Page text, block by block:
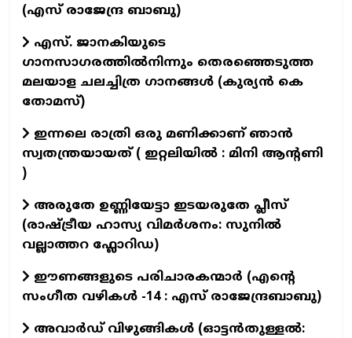
(എസ് രാജേന്ദ്ര ബാബു)
എസ്. ജാനകിയുടെ
ഗാനസാഗരത്തിൽനിന്നും തെരഞ്ഞെടുത്ത
മലയാള ചലച്ചിത്ര ഗാനങ്ങൾ (കുര്യൻ കെ
തോമസ്)
ഇന്നലെ രാത്രി ഒരു മണിക്കാണ് ഞാൻ
സ്വതന്ത്രയായത് ( ഇറ്റലിയിൽ : മിനി ആന്റണി
)
അരുതേ ഉണ്ണിയേട്ടാ ഇടയരുതേ പ്ലീസ്
(രാഷ്ട്രീയ ഹാസ്യ വിമർശനം: സുനിൽ
വല്ലാത്തറ ഫ്ലോറിഡ)
ഈണങ്ങളുടെ പരിചാരകന്മാര്‍ (എന്‍റെ
സംഗീത വഴികള്‍ -14 : എസ് രാജേന്ദ്രബാബു)
അവാർഡ് വിഴുങ്ങികൾ (ഓട്ടൻതുള്ളൽ: